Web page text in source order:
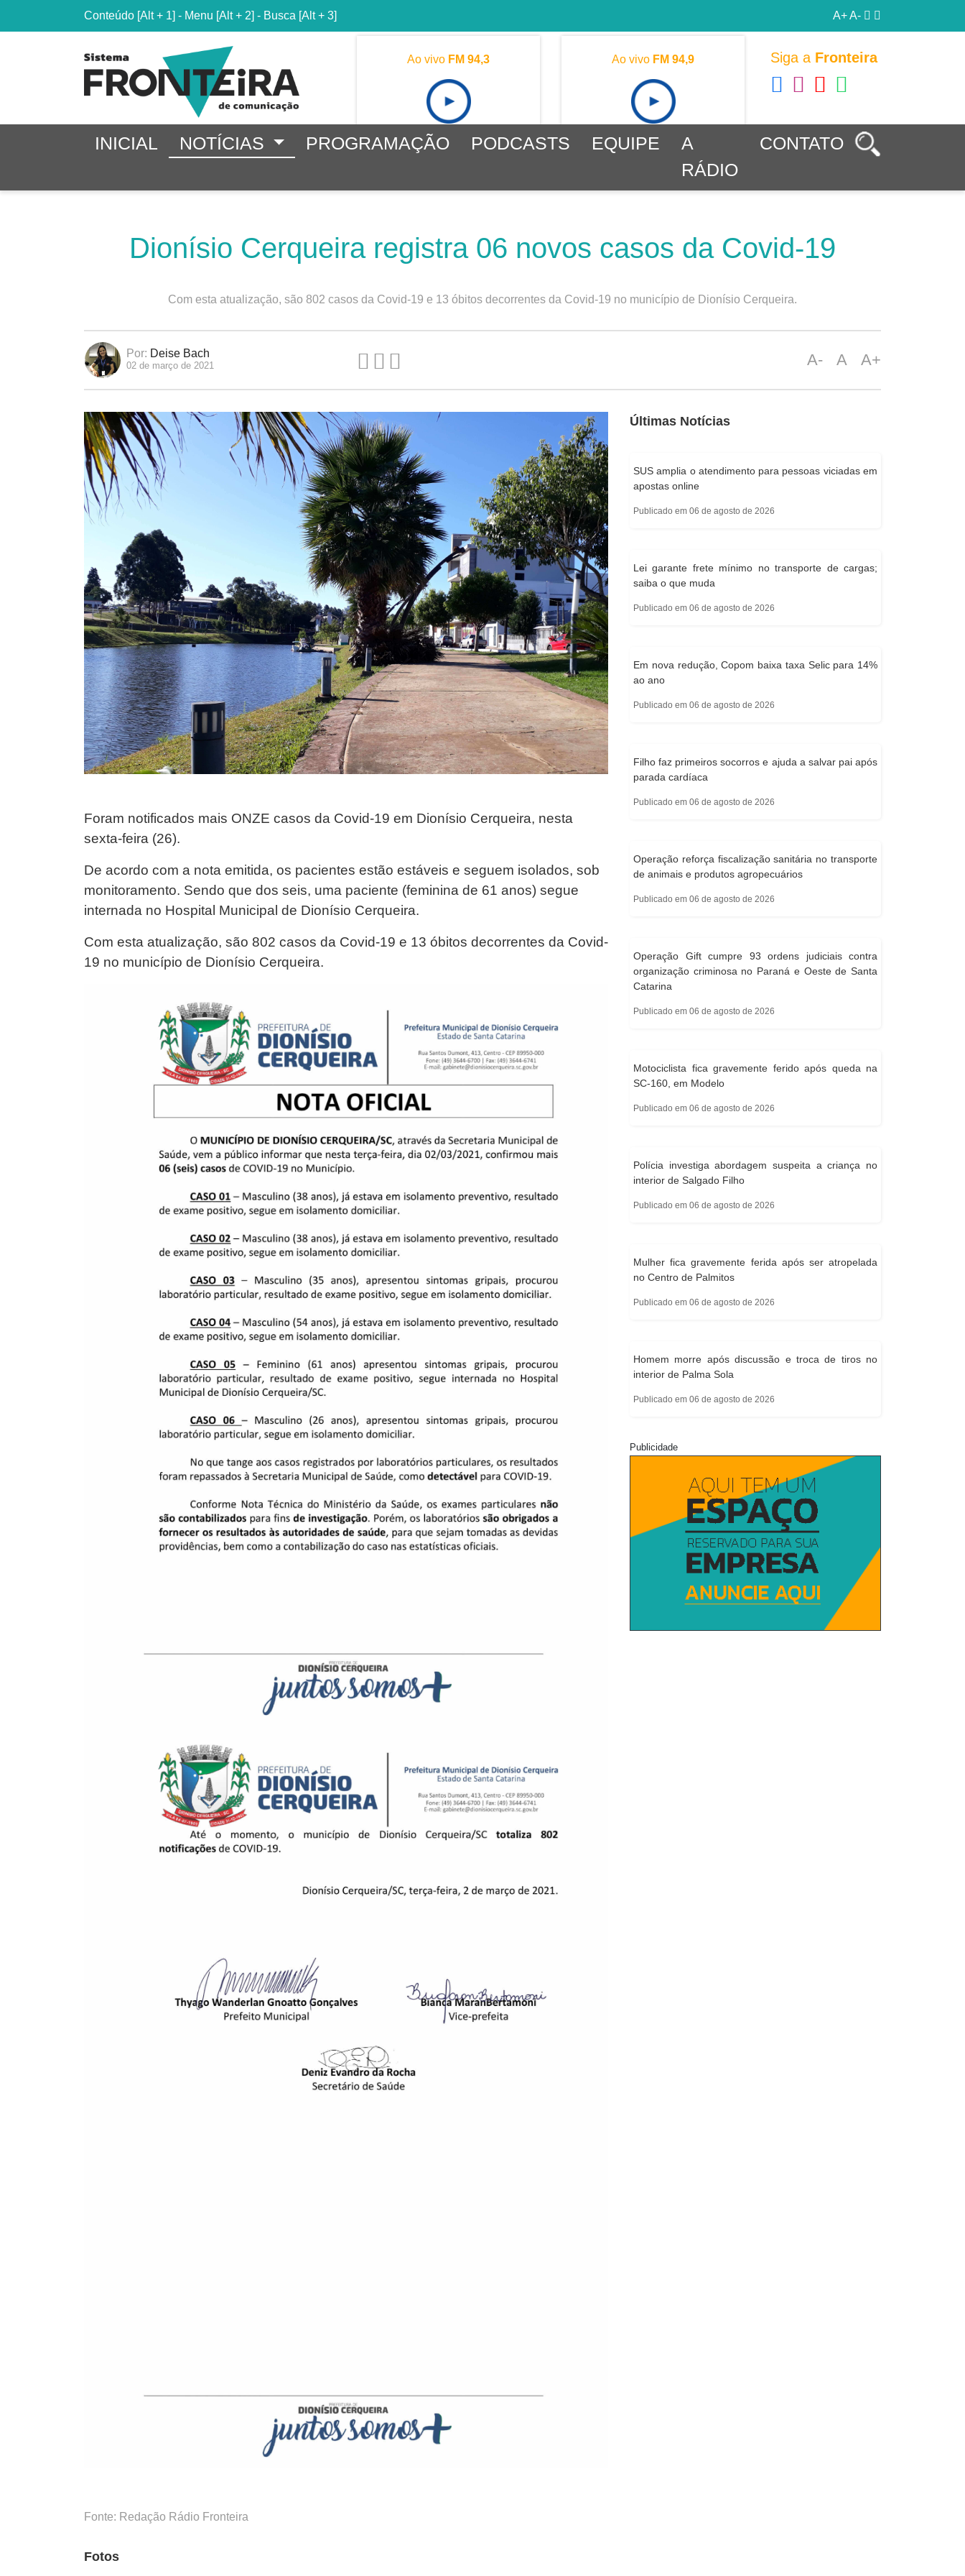
Conteúdo [Alt + 1] - Menu [Alt + 2] - Busca [Alt + 3] A+A-
Ao vivo FM 94,3 Ao vivo FM 94,9 Siga a Fronteira
INICIAL NOTÍCIAS PROGRAMAÇÃO PODCASTS EQUIPE
A
RÁDIO
CONTATO
Dionísio Cerqueira registra 06 novos casos da Covid-19
Com esta atualização, são 802 casos da Covid-19 e 13 óbitos decorrentes da Covid-19 no município de Dionísio Cerqueira.
Por: Deise Bach
02 de março de 2021 A- A A+
Foram notificados mais ONZE casos da Covid-19 em Dionísio Cerqueira, nesta
sexta-feira (26).
De acordo com a nota emitida, os pacientes estão estáveis e seguem isolados, sob
monitoramento. Sendo que dos seis, uma paciente (feminina de 61 anos) segue
internada no Hospital Municipal de Dionísio Cerqueira.
Com esta atualização, são 802 casos da Covid-19 e 13 óbitos decorrentes da Covid-
19 no município de Dionísio Cerqueira.
Fonte: Redação Rádio Fronteira
Fotos
Últimas Notícias
SUS amplia o atendimento para pessoas viciadas em
apostas online
Publicado em 06 de agosto de 2026
Lei garante frete mínimo no transporte de cargas;
saiba o que muda
Publicado em 06 de agosto de 2026
Em nova redução, Copom baixa taxa Selic para 14%
ao ano
Publicado em 06 de agosto de 2026
Filho faz primeiros socorros e ajuda a salvar pai após
parada cardíaca
Publicado em 06 de agosto de 2026
Operação reforça fiscalização sanitária no transporte
de animais e produtos agropecuários
Publicado em 06 de agosto de 2026
Operação Gift cumpre 93 ordens judiciais contra
organização criminosa no Paraná e Oeste de Santa
Catarina
Publicado em 06 de agosto de 2026
Motociclista fica gravemente ferido após queda na
SC-160, em Modelo
Publicado em 06 de agosto de 2026
Polícia investiga abordagem suspeita a criança no
interior de Salgado Filho
Publicado em 06 de agosto de 2026
Mulher fica gravemente ferida após ser atropelada
no Centro de Palmitos
Publicado em 06 de agosto de 2026
Homem morre após discussão e troca de tiros no
interior de Palma Sola
Publicado em 06 de agosto de 2026
Publicidade